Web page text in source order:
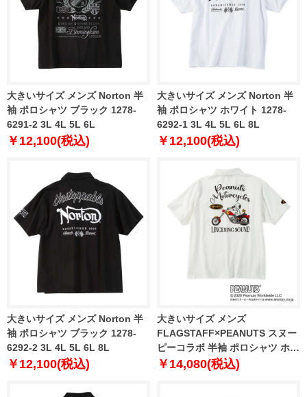
大きいサイズ メンズ Norton 半
袖 ポロシャツ ブラック 1278-
6291-2 3L 4L 5L 6L
￥12,100(税込)
大きいサイズ メンズ Norton 半
袖 ポロシャツ ホワイト 1278-
6292-1 3L 4L 5L 6L 8L
￥12,100(税込)
大きいサイズ メンズ Norton 半
袖 ポロシャツ ブラック 1278-
6292-2 3L 4L 5L 6L 8L
￥12,100(税込)
大きいサイズ メンズ
FLAGSTAFF×PEANUTS スヌー
ピーコラボ 半袖 ポロシャツ ホワ
イト 1278-6536-1 3L 4L 5L 6L
￥14,080(税込)